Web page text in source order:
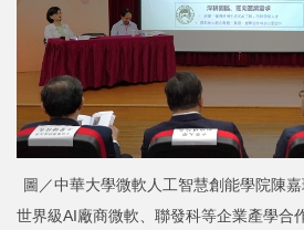
圖／中華大學微軟人工智慧創能學院陳
世界級AI廠商微軟、聯發科等企業產學合